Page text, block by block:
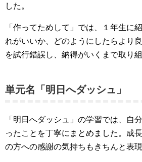
した。
「作ってためして」では、１年生に
れがいいか、どのようにしたらより
を試行錯誤し、納得がいくまで取り
単元名「明日へダッシュ」
「明日へダッシュ」の学習では、自
ったことを丁寧にまとめました。成
の方への感謝の気持ちもきちんと表現